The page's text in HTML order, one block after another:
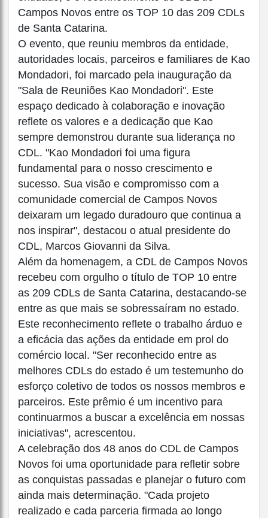
Campos Novos entre os TOP 10 das 209 CDLs
de Santa Catarina.
O evento, que reuniu membros da entidade,
autoridades locais, parceiros e familiares de Kao
Mondadori, foi marcado pela inauguração da
"Sala de Reuniões Kao Mondadori". Este
espaço dedicado à colaboração e inovação
reflete os valores e a dedicação que Kao
sempre demonstrou durante sua liderança no
CDL. "Kao Mondadori foi uma figura
fundamental para o nosso crescimento e
sucesso. Sua visão e compromisso com a
comunidade comercial de Campos Novos
deixaram um legado duradouro que continua a
nos inspirar", destacou o atual presidente do
CDL, Marcos Giovanni da Silva.
Além da homenagem, a CDL de Campos Novos
recebeu com orgulho o título de TOP 10 entre
as 209 CDLs de Santa Catarina, destacando-se
entre as que mais se sobressaíram no estado.
Este reconhecimento reflete o trabalho árduo e
a eficácia das ações da entidade em prol do
comércio local. "Ser reconhecido entre as
melhores CDLs do estado é um testemunho do
esforço coletivo de todos os nossos membros e
parceiros. Este prêmio é um incentivo para
continuarmos a buscar a excelência em nossas
iniciativas", acrescentou.
A celebração dos 48 anos do CDL de Campos
Novos foi uma oportunidade para refletir sobre
as conquistas passadas e planejar o futuro com
ainda mais determinação. "Cada projeto
realizado e cada parceria firmada ao longo